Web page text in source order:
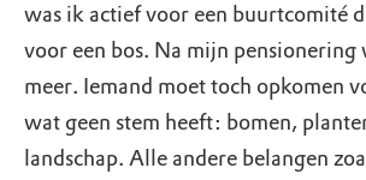
was ik actief voor een buurtcomité
voor een bos. Na mijn pensionering
meer. Iemand moet toch opkomen
wat geen stem heeft: bomen,
landschap. Alle andere belangen